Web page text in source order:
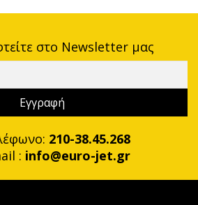
στο Newsletter μας
210-38.45.268
: info@euro-jet.gr